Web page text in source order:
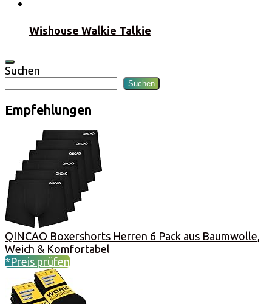
Wishouse Walkie Talkie
Suchen
Suchen
Empfehlungen
QINCAO Boxershorts Herren 6 Pack aus Baumwolle,
Weich & Komfortabel
*Preis prüfen